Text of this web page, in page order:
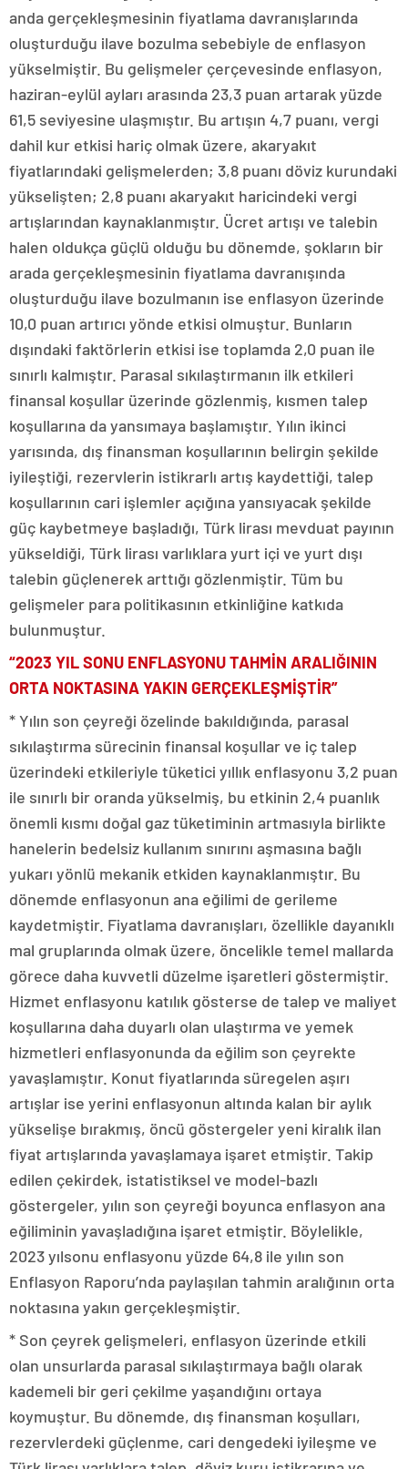
anda gerçekleşmesinin fiyatlama davranışlarında
oluşturduğu ilave bozulma sebebiyle de enflasyon
yükselmiştir. Bu gelişmeler çerçevesinde enflasyon,
haziran-eylül ayları arasında 23,3 puan artarak yüzde
61,5 seviyesine ulaşmıştır. Bu artışın 4,7 puanı, vergi
dahil kur etkisi hariç olmak üzere, akaryakıt
fiyatlarındaki gelişmelerden; 3,8 puanı döviz kurundaki
yükselişten; 2,8 puanı akaryakıt haricindeki vergi
artışlarından kaynaklanmıştır. Ücret artışı ve talebin
halen oldukça güçlü olduğu bu dönemde, şokların bir
arada gerçekleşmesinin fiyatlama davranışında
oluşturduğu ilave bozulmanın ise enflasyon üzerinde
10,0 puan artırıcı yönde etkisi olmuştur. Bunların
dışındaki faktörlerin etkisi ise toplamda 2,0 puan ile
sınırlı kalmıştır. Parasal sıkılaştırmanın ilk etkileri
finansal koşullar üzerinde gözlenmiş, kısmen talep
koşullarına da yansımaya başlamıştır. Yılın ikinci
yarısında, dış finansman koşullarının belirgin şekilde
iyileştiği, rezervlerin istikrarlı artış kaydettiği, talep
koşullarının cari işlemler açığına yansıyacak şekilde
güç kaybetmeye başladığı, Türk lirası mevduat payının
yükseldiği, Türk lirası varlıklara yurt içi ve yurt dışı
talebin güçlenerek arttığı gözlenmiştir. Tüm bu
gelişmeler para politikasının etkinliğine katkıda
bulunmuştur.
“2023 YIL SONU ENFLASYONU TAHMİN ARALIĞININ
ORTA NOKTASINA YAKIN GERÇEKLEŞMİŞTİR”
* Yılın son çeyreği özelinde bakıldığında, parasal
sıkılaştırma sürecinin finansal koşullar ve iç talep
üzerindeki etkileriyle tüketici yıllık enflasyonu 3,2 puan
ile sınırlı bir oranda yükselmiş, bu etkinin 2,4 puanlık
önemli kısmı doğal gaz tüketiminin artmasıyla birlikte
hanelerin bedelsiz kullanım sınırını aşmasına bağlı
yukarı yönlü mekanik etkiden kaynaklanmıştır. Bu
dönemde enflasyonun ana eğilimi de gerileme
kaydetmiştir. Fiyatlama davranışları, özellikle dayanıklı
mal gruplarında olmak üzere, öncelikle temel mallarda
görece daha kuvvetli düzelme işaretleri göstermiştir.
Hizmet enflasyonu katılık gösterse de talep ve maliyet
koşullarına daha duyarlı olan ulaştırma ve yemek
hizmetleri enflasyonunda da eğilim son çeyrekte
yavaşlamıştır. Konut fiyatlarında süregelen aşırı
artışlar ise yerini enflasyonun altında kalan bir aylık
yükselişe bırakmış, öncü göstergeler yeni kiralık ilan
fiyat artışlarında yavaşlamaya işaret etmiştir. Takip
edilen çekirdek, istatistiksel ve model-bazlı
göstergeler, yılın son çeyreği boyunca enflasyon ana
eğiliminin yavaşladığına işaret etmiştir. Böylelikle,
2023 yılsonu enflasyonu yüzde 64,8 ile yılın son
Enflasyon Raporu’nda paylaşılan tahmin aralığının orta
noktasına yakın gerçekleşmiştir.
* Son çeyrek gelişmeleri, enflasyon üzerinde etkili
olan unsurlarda parasal sıkılaştırmaya bağlı olarak
kademeli bir geri çekilme yaşandığını ortaya
koymuştur. Bu dönemde, dış finansman koşulları,
rezervlerdeki güçlenme, cari dengedeki iyileşme ve